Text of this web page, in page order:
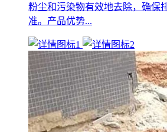
粉尘和污染物有效地去除，确保
准。产品优势...